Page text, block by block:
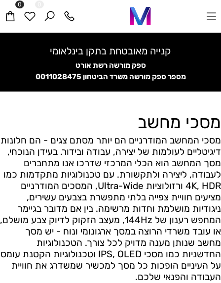
קנייה מאובטחת בתקן בינלאומי
ספק מורשה רשת אורט
מספר ספק מורשה משרד הביטחון0011028475
0
מסכי מחשב
מסכי המחשב המודרניים הם יותר מסתם צגים - הם חלונות
דיגיטליים לעולמות של יצירה, עבודה ובידור. בעידן הנוכחי,
מסך המחשב הוא הכלי המרכזי שדרכו אנו מתחברים
לעבודה, ליצירה ולתקשורת. עם טכנולוגיות מתקדמות כמו
4K, HDR ורזולוציות Ultra-Wide, המסכים המודרניים
מציעים חוויית צפייה בלתי מתפשרת בצבעים עשירים,
ניגודיות מושלמת וחדות מרשימה. בין אם מדובר בגיימר
המחפש רענון של 144Hz, מעצב הזקוק לדיוק צבע מושלם,
או עובד משרדי הרוצה במסך ארגונומי ונוח - יש מסך
מחשב שנותן מענה מדויק לכל צורך. הטכנולוגיות
החדשניות כמו מסכי IPS, OLED וטכנולוגיות הקטנת עומס
על העיניים הופכות כל מסך למכשיר שמשדרג את חוויית
העבודה והפנאי שלכם.